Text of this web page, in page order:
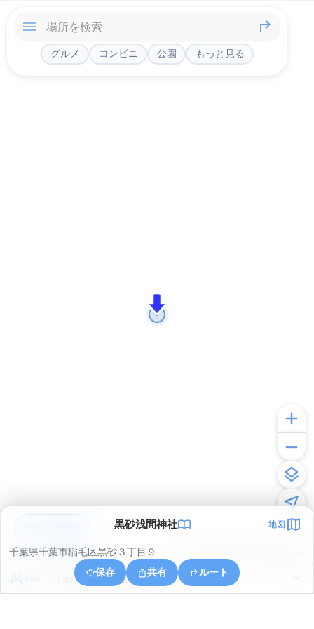
グルメ コンビニ 公園 もっと見る
黒砂浅間神社 地図
千葉県千葉市稲毛区黒砂３丁目９
保存
共有 ルート
千葉県千葉市美浜区高洲２丁目２